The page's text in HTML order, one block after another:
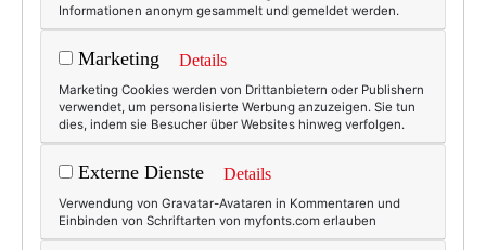
5136
0
Beauty & Fashion
dawanda,etsy,gewinnspiel,h&m,hasbeens
KOMMENTAR
Informationen anonym gesammelt und gemeldet werden.
Marketing Details
Marketing Cookies werden von Drittanbietern oder Publishern
verwendet, um personalisierte Werbung anzuzeigen. Sie tun
dies, indem sie Besucher über Websites hinweg verfolgen.
Externe Dienste Details
Verwendung von Gravatar-Avataren in Kommentaren und
Einbinden von Schriftarten von myfonts.com erlauben